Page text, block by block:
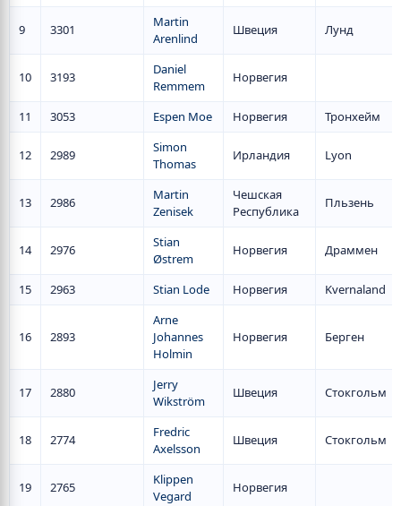
9 3301
Martin
Arenlind
Швеция Лунд
10 3193
Daniel
Remmem
Норвегия
11 3053 Espen Moe Норвегия Тронхейм
12 2989
Simon
Thomas
Ирландия Lyon
13 2986
Martin
Zenisek
Чешская
Республика
Пльзень
14 2976
Stian
Østrem
Норвегия Драммен
15 2963 Stian Lode Норвегия Kvernaland
16 2893
Arne
Johannes
Holmin
Норвегия Берген
17 2880
Jerry
Wikström
Швеция Стокгольм
18 2774
Fredric
Axelsson
Швеция Стокгольм
19 2765
Klippen
Vegard
Норвегия